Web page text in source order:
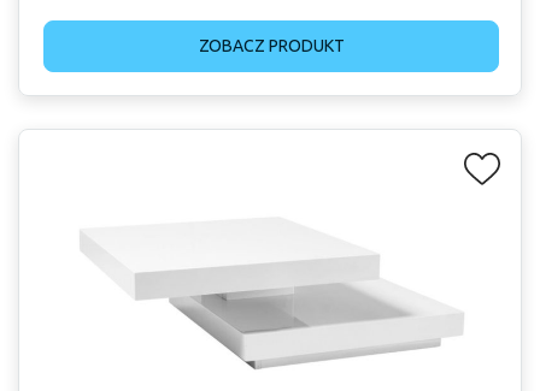
ZOBACZ PRODUKT